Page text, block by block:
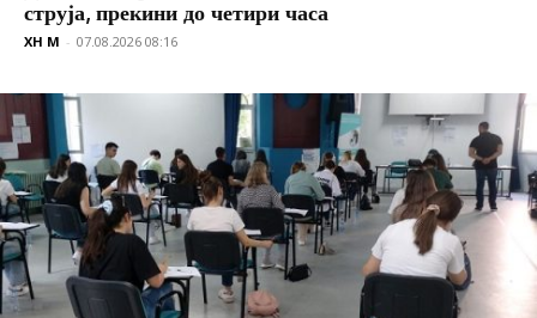
струја, прекини до четири часа
XH M - 07.08.2026 08:16